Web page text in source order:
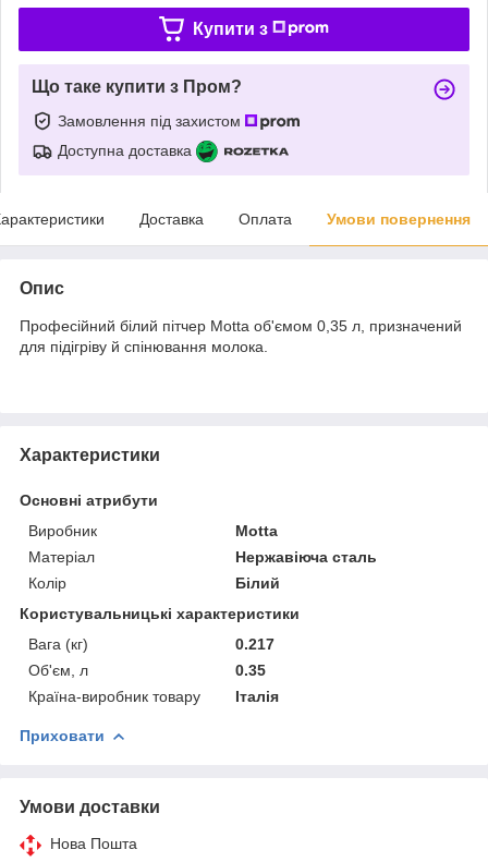
Купити з
Що таке купити з Пром?
Замовлення під захистом
Доступна доставка
Доставка Оплата Умови повернення
Опис
Професійний білий пітчер Motta об'ємом 0,35 л, призначений
для підігріву й спінювання молока.
Характеристики
Основні атрибути
Виробник
Motta
Матеріал
Нержавіюча сталь
Колір
Білий
Користувальницькі характеристики
Вага (кг)
0.217
Об'єм, л
0.35
Країна-виробник товару
Італія
Приховати
Умови доставки
Нова Пошта